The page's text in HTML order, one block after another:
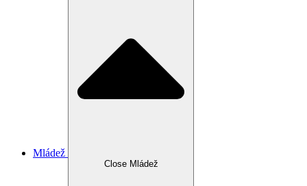
Mládež
Close Mládež